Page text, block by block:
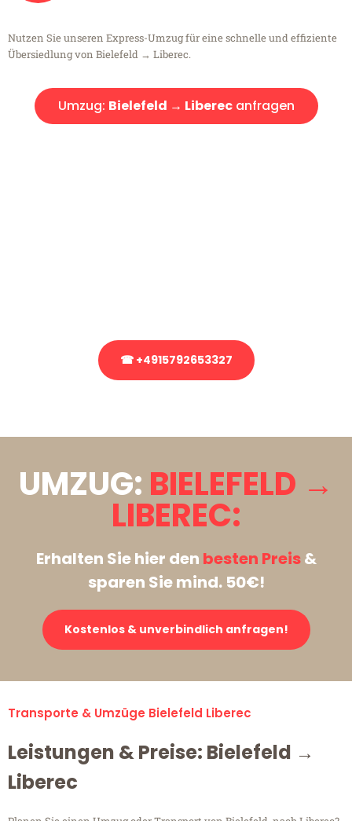
Nutzen Sie unseren Express-Umzug für eine schnelle und effiziente
Übersiedlung von Bielefeld → Liberec.
Umzug: Bielefeld → Liberecanfragen
☎ +4915792653327
UMZUG: BIELEFELD →
LIBEREC:
Erhalten Sie hier den besten Preis&
sparen Sie mind. 50€!
Kostenlos & unverbindlich anfragen!
Transporte & Umzüge Bielefeld Liberec
Leistungen & Preise: Bielefeld →
Liberec